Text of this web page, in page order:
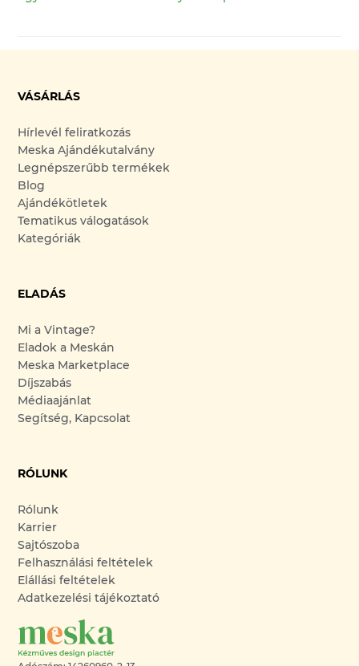
VÁSÁRLÁS
Hírlevél feliratkozás
Meska Ajándékutalvány
Legnépszerűbb termékek
Blog
Ajándékötletek
Tematikus válogatások
Kategóriák
ELADÁS
Mi a Vintage?
Eladok a Meskán
Meska Marketplace
Díjszabás
Médiaajánlat
Segítség, Kapcsolat
RÓLUNK
Rólunk
Karrier
Sajtószoba
Felhasználási feltételek
Elállási feltételek
Adatkezelési tájékoztató